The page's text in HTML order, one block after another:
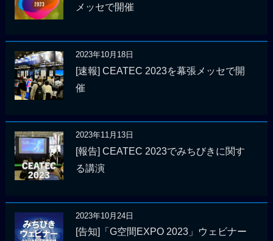
メッセで開催
2023年10月18日
[速報] CEATEC 2023を幕張メッセで開
催
2023年11月13日
[報告] CEATEC 2023でみちびきに関す
る講演
2023年10月24日
[告知]「G空間EXPO 2023」ウェビナー